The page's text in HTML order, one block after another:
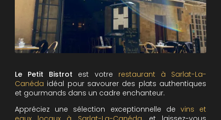
Le Petit Bistrot est votre restaurant à Sarlat-La-
Canéda idéal pour savourer des plats authentiques
et gourmands dans un cadre enchanteur.
Appréciez une sélection exceptionnelle de vins et